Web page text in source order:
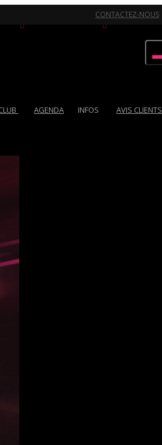
CONTACTEZ-NOUS
AGENDA INFOS AVIS CLIENTS